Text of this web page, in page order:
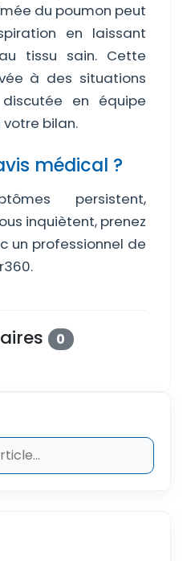
du poumon peut
en laissant
tissu sain. Cette
à des situations
en équipe
bilan.
médical ?
persistent,
inquiètent, prenez
un professionnel de
0